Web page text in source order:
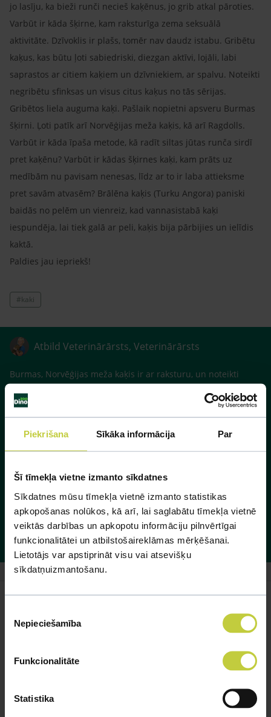
Piekrišana Sīkāka informācija Par
Šī tīmekļa vietne izmanto sīkdatnes
Sīkdatnes mūsu tīmekļa vietnē izmanto statistikas
apkopošanas nolūkos, kā arī, lai saglabātu tīmekļa vietnē
veiktās darbības un apkopotu informāciju pilnvērtīgai
funkcionalitātei un atbilstošaireklāmas mērķēšanai.
Lietotājs var apstiprināt visu vai atsevišķu
sīkdatņuizmantošanu.
izvēle
Nepieciešamība
Funkcionalitāte
Statistika
jo lasīju, ka bieži runči necieš kaķēnus, jo grib atkal pāroties.
Varbūt ir kāda šķirne, kam raksturīga zema seksuālā
aktivitāte. Dzīvoklis ir plašs, tomēr nav daudz istabu. Gribētu
kaķus, kas būtu ļoti sabiedriski, diezgan aktīvi, lojāli, labi
saprastos ar citiem kaķiem un dzīvniekiem, ar spalvu. Noteikti
negribētu sfinksas un visus citus kaķus no tās sērijas.
Gribētos liela auguma kaķi. Pašlaik nopietni apsveru Burmas
šķirni. Ļoti patīk arī Norvēģijas meža kaķis, kā arī Ragdolls.
Varbūt ir kāda īpaša metode, kā radīt siltas jūtas runča sirdī
pret kaķēnu? Varbūt ir kādas šķirnes kaķi, kam prāts uz
medībām nu pavisam nenesas, līdz ar to ir laba attieksme
pret savām atvasēm? Brālēna kaķis (Turku Angora) paniski
baidās no pelēm un vienreiz, kad vannasistabā kaķi
iespundēja, lai tiek galā ar peli, kaķis bija pārbijies un ielīdis
kaktā.
Paldies jau iepriekš!
#kaki
Atbild Veterinārārsts, Veterinārārsts
Burmas, Norvēģijas meža kaķis ir ar raksturu, un noteikti
mazie kaķēni runča sirdi neiemīlīnās. Tā arī ir, ka Oriental,
Siāmas kaķi ir iejūtīgi vecāki. Lai arī runcis ir miermīlīgs uz
varat pavadīt kopā ar kaķiem, tad varēsiet tos pieskatīt un
dzemdībām ir gatava gan kaķene, gan runcis. Ar to vien
nebūs līdzēts, ka runcim tiks dotas hormonu tabletes, bet
kaķene tajā pašā laikā meklēsies. Ja negribas kaķēnus, tad
runci pēc pirmās pārošanas var kastrēt.
Mūsu eksperti spēs atbildēt uz jebkuru Jūsu jautājumu